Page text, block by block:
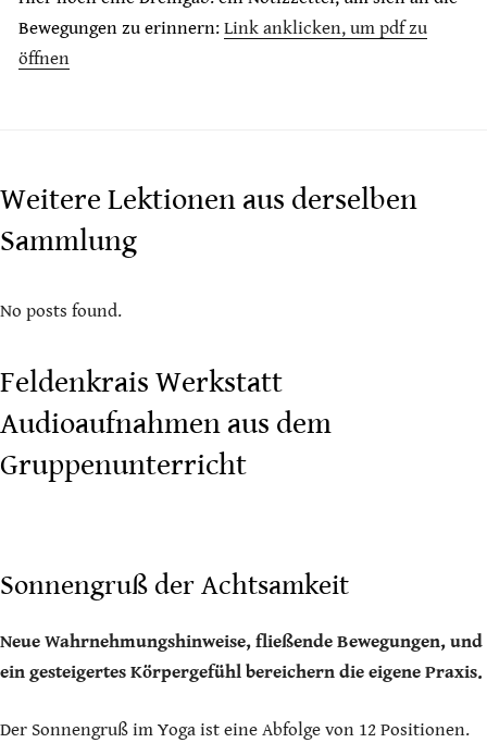
Bewegungen zu erinnern: Link anklicken, um pdf zu
öffnen
Weitere Lektionen aus derselben
Sammlung
No posts found.
Feldenkrais Werkstatt
Audioaufnahmen aus dem
Gruppenunterricht
Sonnengruß der Achtsamkeit
Neue Wahrnehmungshinweise, fließende Bewegungen, und
ein gesteigertes Körpergefühl bereichern die eigene Praxis.
Der Sonnengruß im Yoga ist eine Abfolge von 12 Positionen.